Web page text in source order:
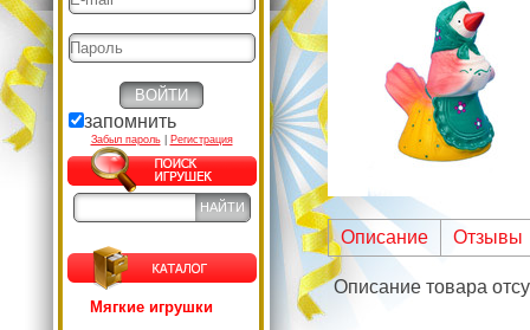
запомнить
Забыл пароль| Регистрация
Мягкие игрушки
Описание Отзывы
Описание товара